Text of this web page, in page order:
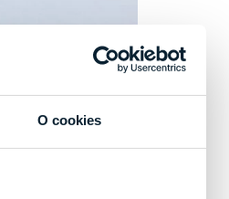
O cookies
na štýl
upravenéalebo
odporúčaných